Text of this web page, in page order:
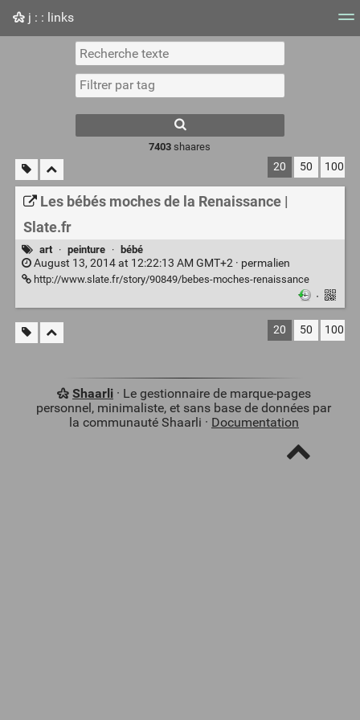
j : : links
Nuage de tags Mur d'images
7403 shaares
20 50 100
Les bébés moches de la Renaissance |
Slate.fr
art · peinture · bébé
August 13, 2014 at 12:22:13 AM GMT+2 · permalien
http://www.slate.fr/story/90849/bebes-moches-renaissance
·
20 50 100
Shaarli· Le gestionnaire de marque-pages
personnel, minimaliste, et sans base de données par
la communauté Shaarli · Documentation